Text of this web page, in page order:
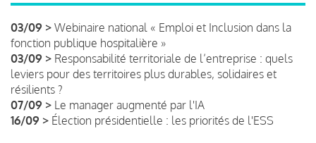
03/09 > Webinaire national « Emploi et Inclusion dans la
fonction publique hospitalière »
03/09 > Responsabilité territoriale de l’entreprise : quels
leviers pour des territoires plus durables, solidaires et
résilients ?
07/09 > Le manager augmenté par l'IA
16/09 > Élection présidentielle : les priorités de l'ESS